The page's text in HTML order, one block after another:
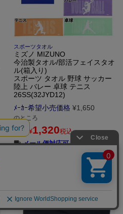
スポーツタオル
ミズノ MIZUNO
今治製タオル/部活フェイスタオ
ル(箱入り)
スポーツ タオル 野球 サッカー
陸上 バレー 卓球 テニス
26SS(32JYD12)
ﾒｰｶｰ希望小売価格 ¥1,650
のところ
価格 ¥1,320税込
メール便対応可（290円）
5,000円以上ご購入で送料無料！